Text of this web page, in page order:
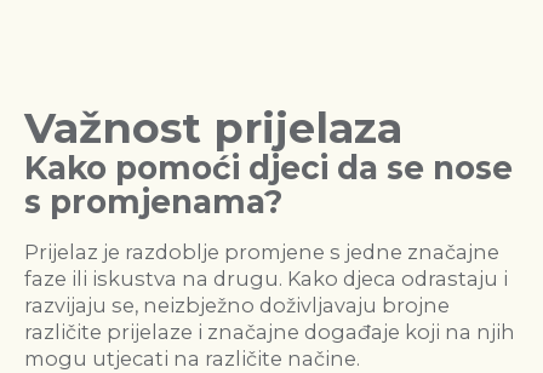
Važnost prijelaza
Kako pomoći djeci da se nose
s promjenama?
Prijelaz je razdoblje promjene s jedne značajne
faze ili iskustva na drugu. Kako djeca odrastaju i
razvijaju se, neizbježno doživljavaju brojne
različite prijelaze i značajne događaje koji na njih
mogu utjecati na različite načine.